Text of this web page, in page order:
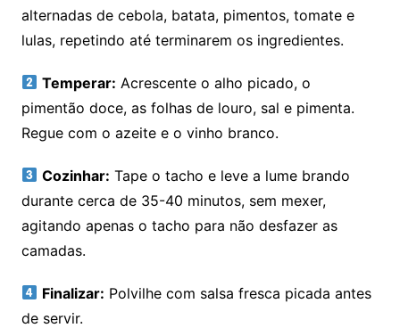
alternadas de cebola, batata, pimentos, tomate e
lulas, repetindo até terminarem os ingredientes.
Temperar: Acrescente o alho picado, o
pimentão doce, as folhas de louro, sal e pimenta.
Regue com o azeite e o vinho branco.
Cozinhar: Tape o tacho e leve a lume brando
durante cerca de 35-40 minutos, sem mexer,
agitando apenas o tacho para não desfazer as
camadas.
Finalizar: Polvilhe com salsa fresca picada antes
de servir.